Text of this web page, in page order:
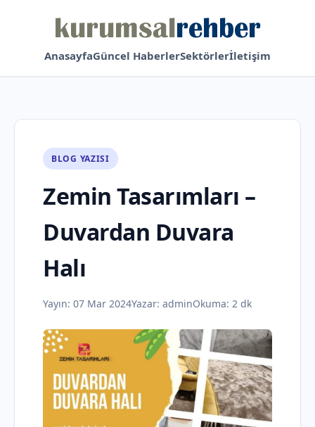
AnasayfaGüncel HaberlerSektörlerİletişim
BLOG YAZISI
Zemin Tasarımları –
Duvardan Duvara
Halı
Yayın: 07 Mar 2024Yazar: adminOkuma: 2 dk